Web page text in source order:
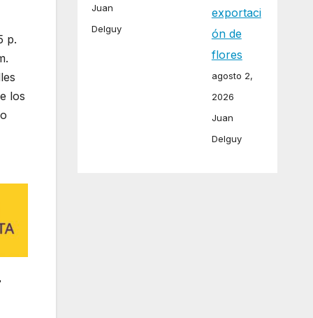
p.
los
Juan
Delguy
exportaci
ón de
flores
agosto 2,
2026
Juan
Delguy